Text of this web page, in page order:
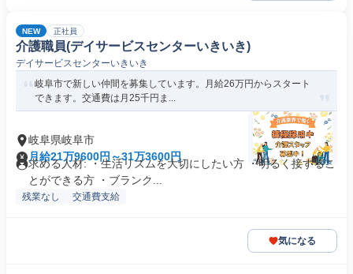
NEW 正社員
介護職員(デイサービスセンターいきいき)
デイサービスセンターいきいき
岐阜市で新しい仲間を募集しています。月給26万円からスタート
できます。交通費は月25千円ま...
岐阜県岐阜市
月給21万9600円～31万3600円
求める人材: ・生活リズムを大切にしたい方 ・明るく接するこ
とができる方 ・ブランク...
残業なし 交通費支給
気になる